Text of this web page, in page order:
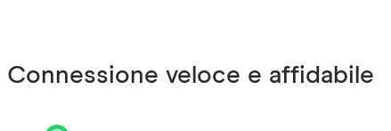
Connessione veloce e affidabile